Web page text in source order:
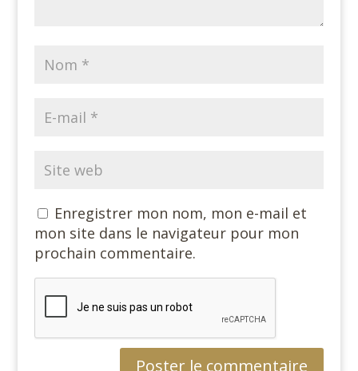
Enregistrer mon nom, mon e-mail et
mon site dans le navigateur pour mon
prochain commentaire.